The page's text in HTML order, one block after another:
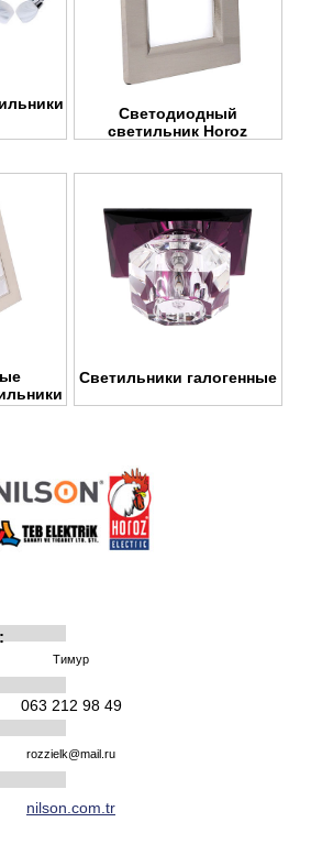
Светодиодный
светильник Horoz
Светильники галогенные
Тимур
063 212 98 49
rozzielk@mail.ru
nilson.com.tr